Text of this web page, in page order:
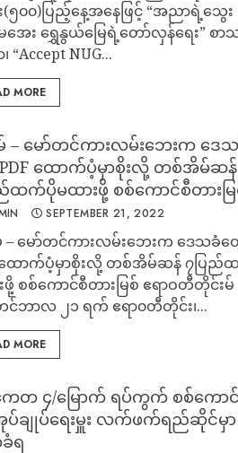
(၅၀၀)ပြည့်နေ့အနေဖြင့် “အညာရဲ့သွေး
ေး ရွှေနွယ်မြေရဲ့တော်လှန်ရေး” စာသ
“Accept NUG...
MORE
– မော်တင်ကားလမ်းဘေးက ဒေ
ထောက်ပံ့မှာစိုးလို့ တစ်အိမ်ဆန်
ထက်ပိုမထားဖို့ စစ်ကောင်စီတားမ
SEPTEMBER 21, 2022
– မော်တင်ကားလမ်းဘေးက ဒေသခံ
ထောက်ပံ့မှာစိုးလို့ တစ်အိမ်ဆန် ၇ပြည်
ဖို့ စစ်ကောင်စီတားမြစ် ဧရာဝတီတိုင်းမ်
ဘာလ ၂၁ ရက် ဧရာ၀တီတိုင်း၊...
MORE
တ ၄/မြောက် ရပ်ကွက် စစ်ကော
ပ်ချုပ်ရေးမှူး လက်ဖက်ရည်ဆိုင်မှာ
ရ